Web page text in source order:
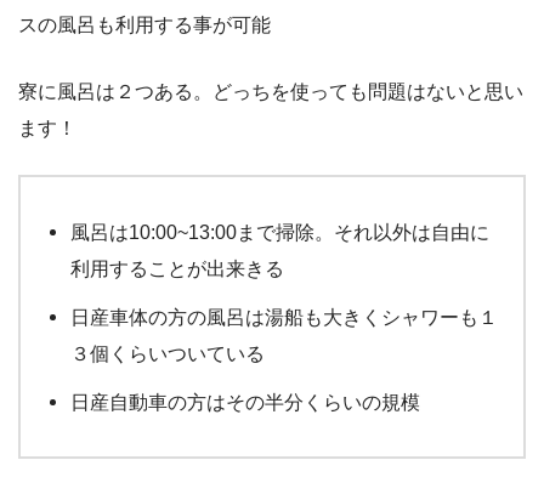
スの風呂も利用する事が可能
寮に風呂は２つある。どっちを使っても問題はないと思い
ます！
風呂は10:00~13:00まで掃除。それ以外は自由に
利用することが出来きる
日産車体の方の風呂は湯船も大きくシャワーも１
３個くらいついている
日産自動車の方はその半分くらいの規模